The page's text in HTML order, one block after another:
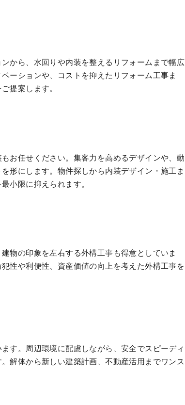
から、水回りや内装を整えるリフォームまで幅広
ーションや、コストを抑えたリフォーム工事ま
提案します。
お任せください。集客力を高めるデザインや、動
形にします。物件探しから内装デザイン・施工ま
小限に抑えられます。
物の印象を左右する外構工事も得意としていま
性や利便性、資産価値の向上を考えた外構工事を
す。周辺環境に配慮しながら、安全でスピーディ
解体から新しい建築計画、不動産活用までワンス